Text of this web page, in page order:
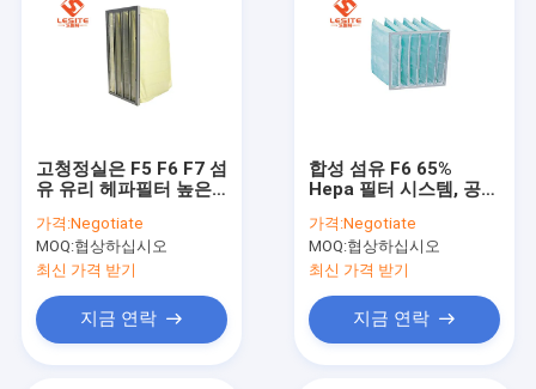
고청정실은 F5 F6 F7 섬
유 유리 헤파필터 높은
가격:Negotiate
MOQ:협상하십시오
최신 가격 받기
지금 연락
합성 섬유 F6 65%
Hepa 필터 시스템, 공조
필터
가격:Negotiate
MOQ:협상하십시오
최신 가격 받기
지금 연락